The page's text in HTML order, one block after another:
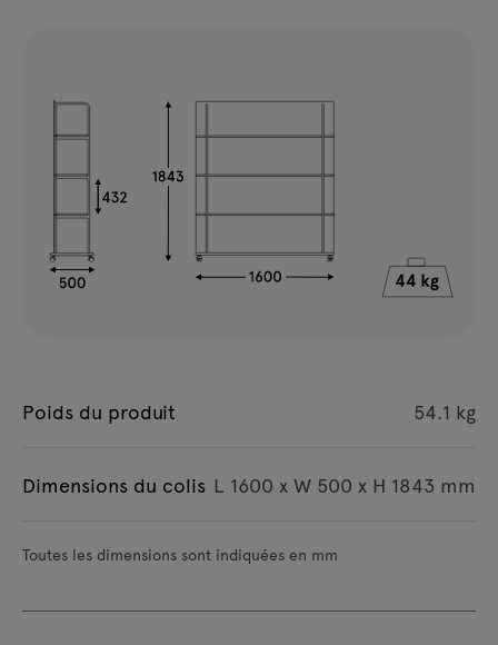
Poids du produit 54.1 kg
Dimensions du colis L 1600 x W 500 x H 1843 mm
Toutes les dimensions sont indiquées en mm